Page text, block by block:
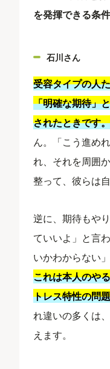
を発揮できる条
石川さん
受容タイプの人
「明確な期待」
されたときです。
ん。「こう進め
れ、それを周囲
整って、彼らは
逆に、期待もや
ていいよ」と言
いかわからない
これは本人のや
トレス特性の問
れ違いの多くは
えます。